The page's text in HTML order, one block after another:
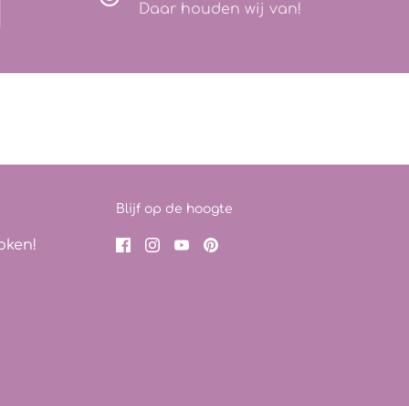
Daar houden wij van!
Blijf op de hoogte